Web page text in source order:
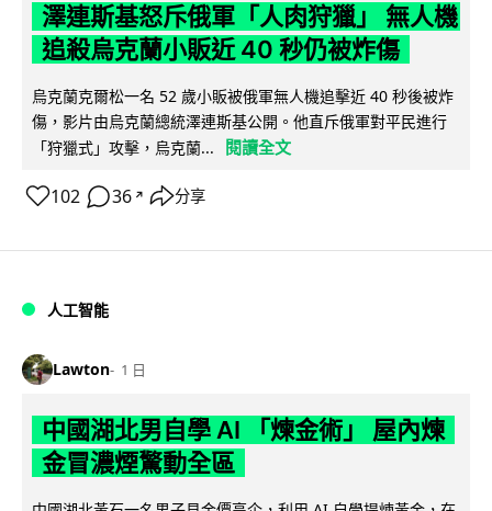
澤連斯基怒斥俄軍「人肉狩獵」 無人機
追殺烏克蘭小販近 40 秒仍被炸傷
烏克蘭克爾松一名 52 歲小販被俄軍無人機追擊近 40 秒後被炸
傷，影片由烏克蘭總統澤連斯基公開。他直斥俄軍對平民進行
「狩獵式」攻擊，烏克蘭...
閱讀全文
102 36 ↗ 分享
人工智能
Lawton 1 日
中國湖北男自學 AI 「煉金術」 屋內煉
金冒濃煙驚動全區